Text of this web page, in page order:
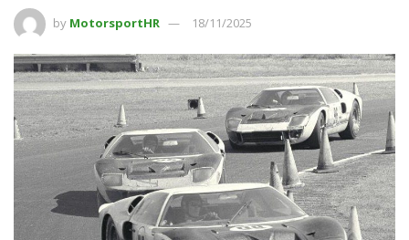
by MotorsportHR 18/11/2025